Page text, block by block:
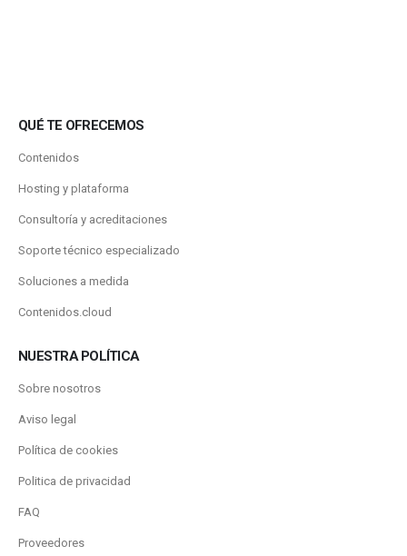
QUÉ TE OFRECEMOS
Contenidos
Hosting y plataforma
Consultoría y acreditaciones
Soporte técnico especializado
Soluciones a medida
Contenidos.cloud
NUESTRA POLÍTICA
Sobre nosotros
Aviso legal
Política de cookies
Politica de privacidad
FAQ
Proveedores